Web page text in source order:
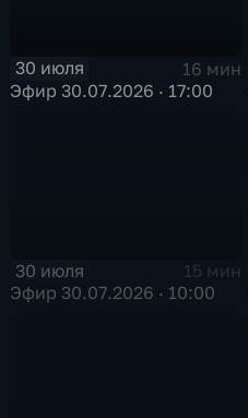
30 июля
16 мин
Эфир 30.07.2026 · 17:00
30 июля
15 мин
Эфир 30.07.2026 · 10:00